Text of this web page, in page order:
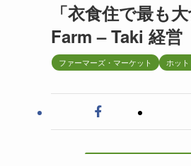
「衣食住で最
Farm – Taki 経営
ファーマーズ・マーケット ホッ